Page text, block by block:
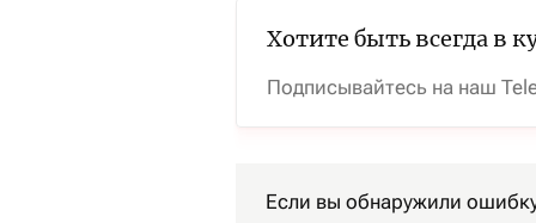
Хотите быть всегда в
Подписывайтесь на наш
Если вы обнаружили